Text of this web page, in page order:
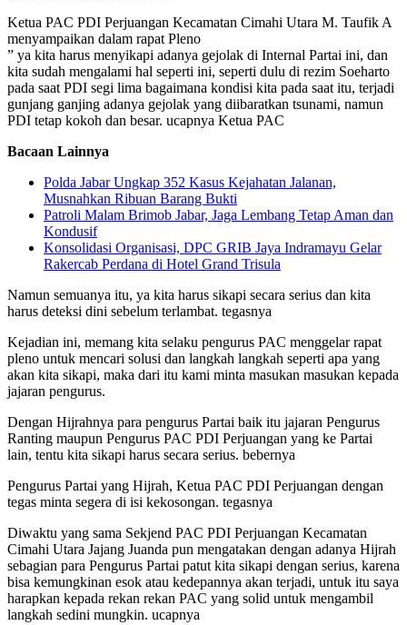
Ketua PAC PDI Perjuangan Kecamatan Cimahi Utara M. Taufik A
menyampaikan dalam rapat Pleno
” ya kita harus menyikapi adanya gejolak di Internal Partai ini, dan
kita sudah mengalami hal seperti ini, seperti dulu di rezim Soeharto
pada saat PDI segi lima bagaimana kondisi kita pada saat itu, terjadi
gunjang ganjing adanya gejolak yang diibaratkan tsunami, namun
PDI tetap kokoh dan besar. ucapnya Ketua PAC
Bacaan Lainnya
Polda Jabar Ungkap 352 Kasus Kejahatan Jalanan,
Musnahkan Ribuan Barang Bukti
Patroli Malam Brimob Jabar, Jaga Lembang Tetap Aman dan
Kondusif
Konsolidasi Organisasi, DPC GRIB Jaya Indramayu Gelar
Rakercab Perdana di Hotel Grand Trisula
Namun semuanya itu, ya kita harus sikapi secara serius dan kita
harus deteksi dini sebelum terlambat. tegasnya
Kejadian ini, memang kita selaku pengurus PAC menggelar rapat
pleno untuk mencari solusi dan langkah langkah seperti apa yang
akan kita sikapi, maka dari itu kami minta masukan masukan kepada
jajaran pengurus.
Dengan Hijrahnya para pengurus Partai baik itu jajaran Pengurus
Ranting maupun Pengurus PAC PDI Perjuangan yang ke Partai
lain, tentu kita sikapi harus secara serius. bebernya
Pengurus Partai yang Hijrah, Ketua PAC PDI Perjuangan dengan
tegas minta segera di isi kekosongan. tegasnya
Diwaktu yang sama Sekjend PAC PDI Perjuangan Kecamatan
Cimahi Utara Jajang Juanda pun mengatakan dengan adanya Hijrah
sebagian para Pengurus Partai patut kita sikapi dengan serius, karena
bisa kemungkinan esok atau kedepannya akan terjadi, untuk itu saya
harapkan kepada rekan rekan PAC yang solid untuk mengambil
langkah sedini mungkin. ucapnya